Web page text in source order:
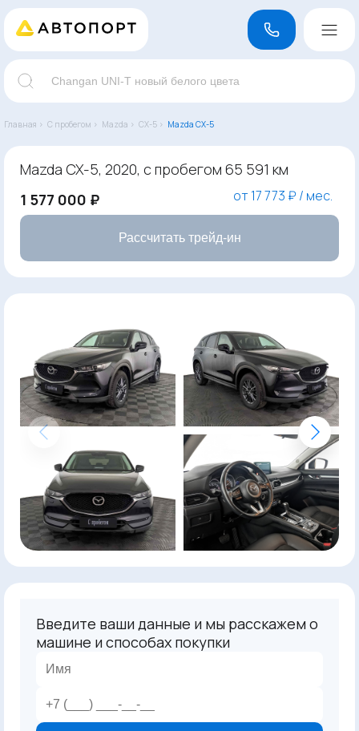
Главная › С пробегом › Mazda › CX-5 › Mazda CX-5
Mazda CX-5, 2020, с пробегом 65 591 км
1 577 000 ₽
от 17 773 ₽ / мес.
Рассчитать трейд-ин
Введите ваши данные и мы расскажем о
машине и способах покупки